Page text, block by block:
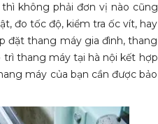
không phải đơn vị nào cũng
đo tốc độ, kiểm tra ốc vít, hay
đặt thang máy gia đình, thang
thang máy tại hà nội kết hợp
máy của bạn cần được bảo